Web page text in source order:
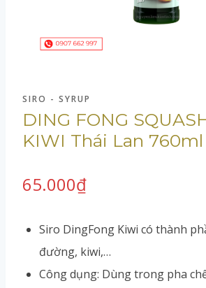
SIRO - SYRUP
DING FONG
KIWI Thái Lan 760ml
65.000₫
Siro DingFong Kiwi có thành
đường, kiwi,…
Công dụng: Dùng trong pha